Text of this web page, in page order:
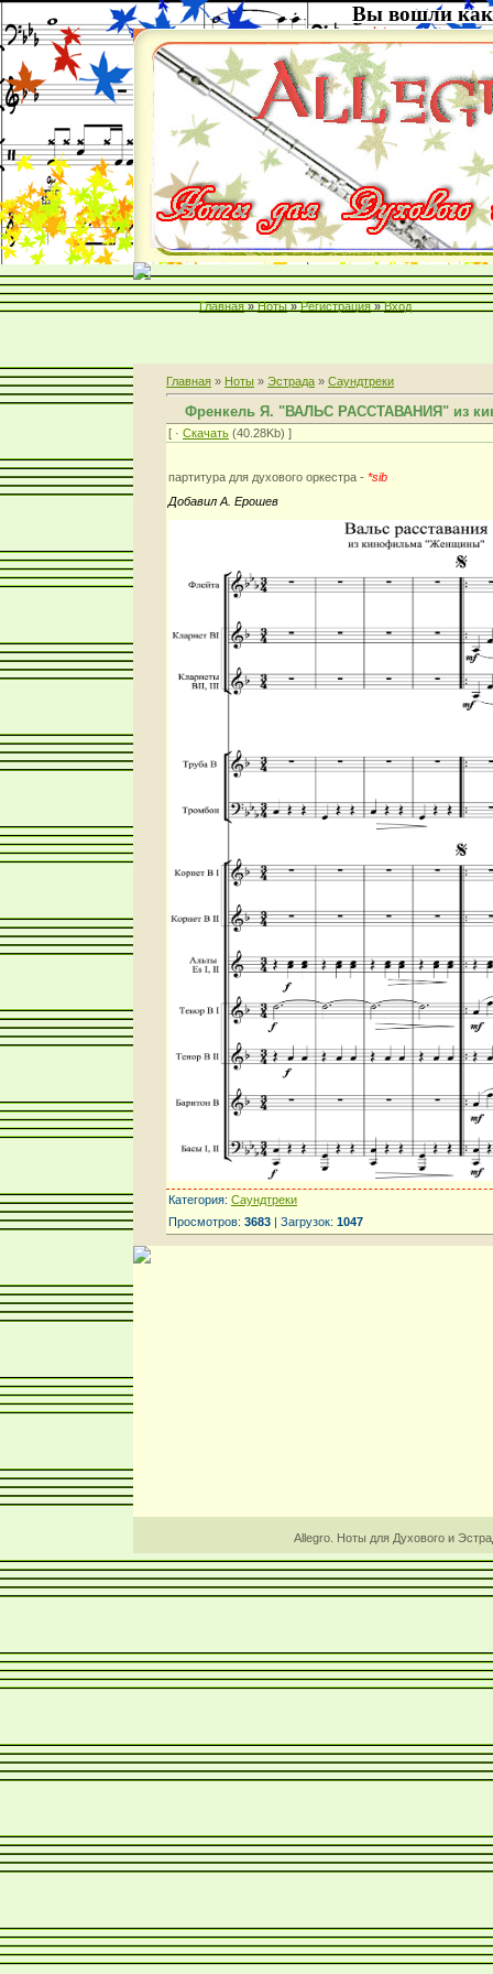
Вы вошли как
Главная » Ноты » Регистрация » Вход
Главная » Ноты » Эстрада » Саундтреки
Френкель Я. "ВАЛЬС РАССТАВАНИЯ" из
[ · Скачать (40.28Kb) ]
партитура для духового оркестра - *sib
Добавил А. Ерошев
Категория: Саундтреки
Просмотров: 3683 | Загрузок: 1047
Allegro. Ноты для Духового и